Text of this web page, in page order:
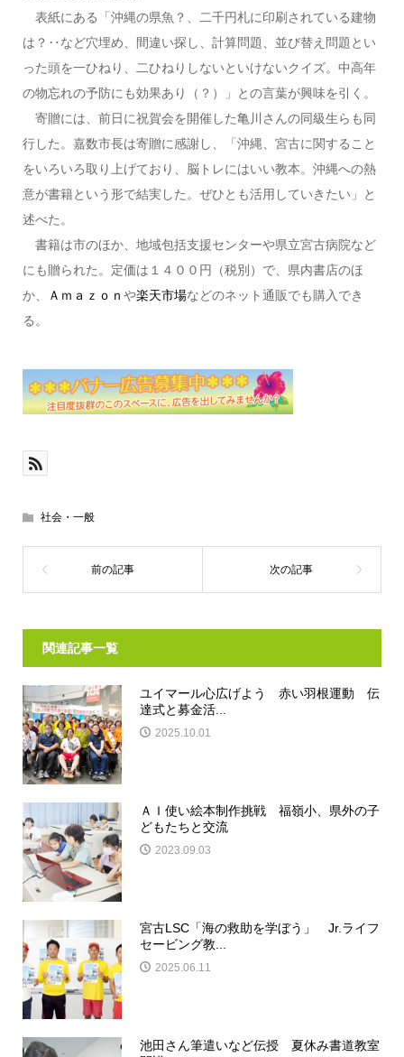
表紙にある「沖縄の県魚？、二千円札に印刷されている建物
は？‥など穴埋め、間違い探し、計算問題、並び替え問題とい
った頭を一ひねり、二ひねりしないといけないクイズ。中高年
の物忘れの予防にも効果あり（？）」との言葉が興味を引く。
寄贈には、前日に祝賀会を開催した亀川さんの同級生らも同
行した。嘉数市長は寄贈に感謝し、「沖縄、宮古に関すること
をいろいろ取り上げており、脳トレにはいい教本。沖縄への熱
意が書籍という形で結実した。ぜひとも活用していきたい」と
述べた。
書籍は市のほか、地域包括支援センターや県立宮古病院など
にも贈られた。定価は１４００円（税別）で、県内書店のほ
か、
Ａｍａｚｏｎ や楽天市場などのネット通販でも購入でき
る。
社会・一般
関連記事一覧
ユイマール心広げよう 赤い羽根運動 伝
達式と募金活...
2025.10.01
ＡＩ使い絵本制作挑戦 福嶺小、県外の子
どもたちと交流
2023.09.03
宮古LSC「海の救助を学ぼう」 Jr.ライフ
セービング教...
2025.06.11
池田さん筆遣いなど伝授 夏休み書道教室